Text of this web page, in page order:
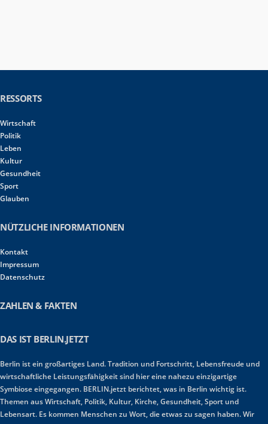
RESSORTS
Wirtschaft
Politik
Leben
Kultur
Gesundheit
Sport
Glauben
NÜTZLICHE INFORMATIONEN
Kontakt
Impressum
Datenschutz
ZAHLEN & FAKTEN
DAS IST BERLIN.JETZT
Berlin ist ein großartiges Land. Tradition und Fortschritt, Lebensfreude und
wirtschaftliche Leistungsfähigkeit sind hier eine nahezu einzigartige
Symbiose eingegangen. BERLIN.jetzt berichtet, was in Berlin wichtig ist.
Themen aus Wirtschaft, Politik, Kultur, Kirche, Gesundheit, Sport und
Lebensart. Es kommen Menschen zu Wort, die etwas zu sagen haben. Wir